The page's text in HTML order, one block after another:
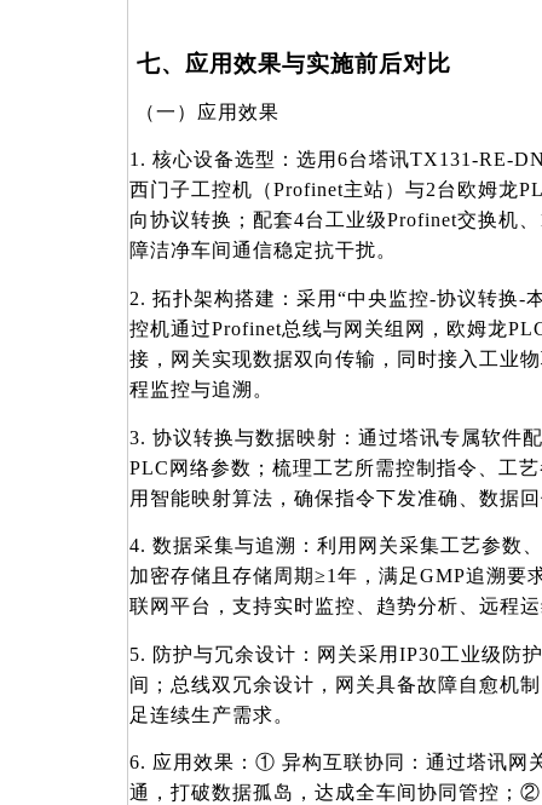
七、应用效果与实施前后对比
（一）应用效果
1. 核心设备选型：选用6台塔讯TX131-RE-
西门子工控机（Profinet主站）与2台欧姆龙
向协议转换；配套4台工业级Profinet交换机
障洁净车间通信稳定抗干扰。
2. 拓扑架构搭建：采用“中央监控-协议转换-
控机通过Profinet总线与网关组网，欧姆龙
接，网关实现数据双向传输，同时接入工业
程监控与追溯。
3. 协议转换与数据映射：通过塔讯专属软件
PLC网络参数；梳理工艺所需控制指令、工
用智能映射算法，确保指令下发准确、数据
4. 数据采集与追溯：利用网关采集工艺参数
加密存储且存储周期≥1年，满足GMP追溯要
联网平台，支持实时监控、趋势分析、远程
5. 防护与冗余设计：网关采用IP30工业级防
间；总线双冗余设计，网关具备故障自愈机
足连续生产需求。
6. 应用效果：① 异构互联协同：通过塔讯网
通，打破数据孤岛，达成全车间协同管控；